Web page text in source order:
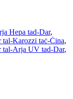
Hepa tad-Dar,
tal-Karozzi taċ-Ċina,
tal-Arja UV tad-Dar,